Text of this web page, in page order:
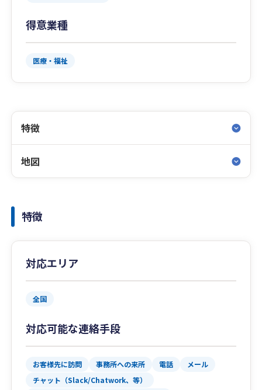
得意業種
医療・福祉
特徴
地図
特徴
対応エリア
全国
対応可能な連絡手段
お客様先に訪問 事務所への来所 電話
メール
チャット（Slack/Chatwork、等）